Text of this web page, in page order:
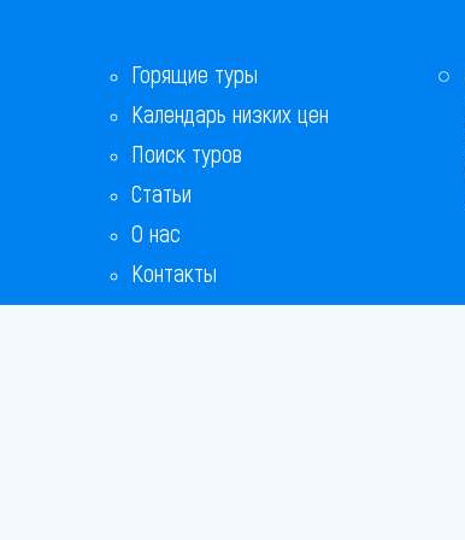
Горящие туры
Календарь низких цен
Поиск туров
Статьи
О нас
Контакты
Бонусная программа